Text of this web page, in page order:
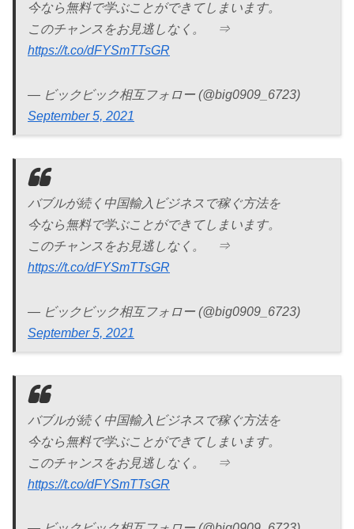
今なら無料で学ぶことができてしまいます。
このチャンスをお見逃しなく。 ⇒
https://t.co/dFYSmTTsGR
— ビックビック相互フォロー (@big0909_6723)
September 5, 2021
バブルが続く中国輸入ビジネスで稼ぐ方法を
今なら無料で学ぶことができてしまいます。
このチャンスをお見逃しなく。 ⇒
https://t.co/dFYSmTTsGR
— ビックビック相互フォロー (@big0909_6723)
September 5, 2021
バブルが続く中国輸入ビジネスで稼ぐ方法を
今なら無料で学ぶことができてしまいます。
このチャンスをお見逃しなく。 ⇒
https://t.co/dFYSmTTsGR